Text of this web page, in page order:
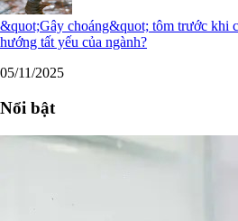
&quot;Gây choáng&quot; tôm trước khi
hướng tất yếu của ngành?
05/11/2025
Nổi bật